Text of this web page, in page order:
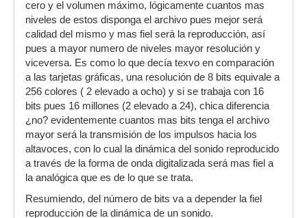
cero y el volumen máximo, lógicamente cuantos mas
niveles de estos disponga el archivo pues mejor será
calidad del mismo y mas fiel será la reproducción, así
pues a mayor numero de niveles mayor resolución y
viceversa. Es como lo que decía texvo en comparación
a las tarjetas gráficas, una resolución de 8 bits equivale a
256 colores ( 2 elevado a ocho) y si se trabaja con 16
bits pues 16 millones (2 elevado a 24), chica diferencia
¿no? evidentemente cuantos mas bits tenga el archivo
mayor será la transmisión de los impulsos hacia los
altavoces, con lo cual la dinámica del sonido reproducido
a través de la forma de onda digitalizada será mas fiel a
la analógica que es de lo que se trata.
Resumiendo, del número de bits va a depender la fiel
reproducción de la dinámica de un sonido.